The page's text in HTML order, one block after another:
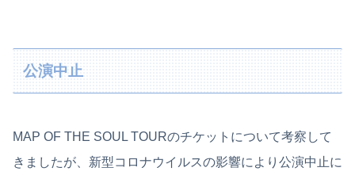
公演中止
MAP OF THE SOUL TOURのチケットについて考察して
きましたが、新型コロナウイルスの影響により公演中止に